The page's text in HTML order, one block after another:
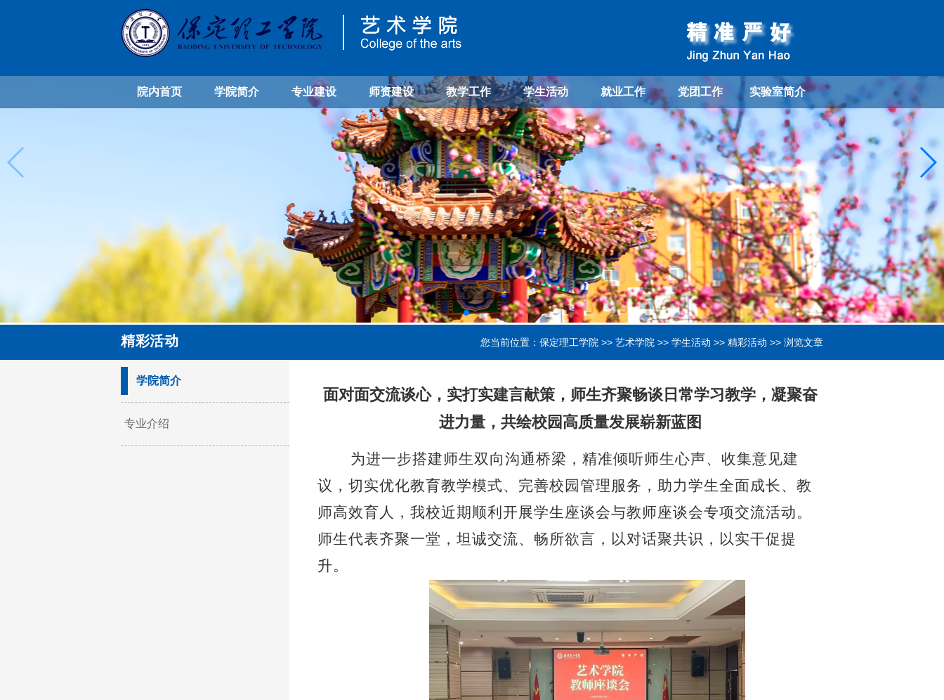
院内首页 学院简介 专业建设 师资建设 教学工作 学生活动 就业工作 党团工作 实验室简介
您当前位置： 保定理工学院 >> 艺术学院 >> 学生活动 >> 精彩活动 >> 浏览文章
精彩活动
学院简介
专业介绍
面对面交流谈心，实打实建言献策，师生齐聚畅谈日常学习教学，凝聚奋
进力量，共绘校园高质量发展崭新蓝图
为进一步搭建师生双向沟通桥梁，精准倾听师生心声、收集意见建
议，切实优化教育教学模式、完善校园管理服务，助力学生全面成长、教
师高效育人，我校近期顺利开展学生座谈会与教师座谈会专项交流活动。
师生代表齐聚一堂，坦诚交流、畅所欲言，以对话聚共识，以实干促提
升。